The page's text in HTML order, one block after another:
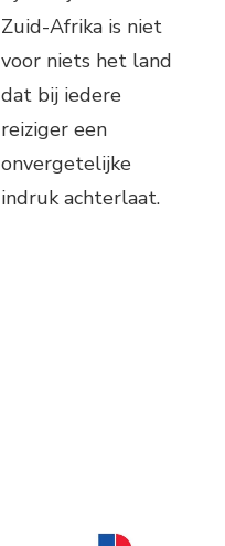
Zuid-Afrika is niet
voor niets het land
dat bij iedere
reiziger een
onvergetelijke
indruk achterlaat.